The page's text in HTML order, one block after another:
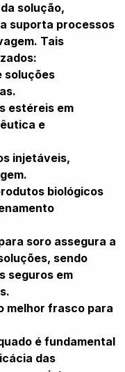
solução,
suporta processos
Tais
soluções
estéreis em
e
injetáveis,
biológicos
soro assegura a
sendo
seguros em
melhor frasco para
é fundamental
das